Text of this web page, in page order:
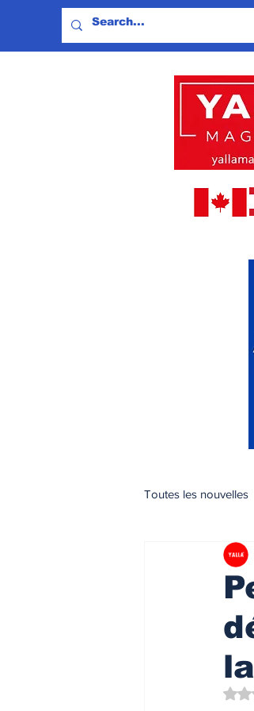
Toutes les nouvelles
Voyage et
Nouvelles